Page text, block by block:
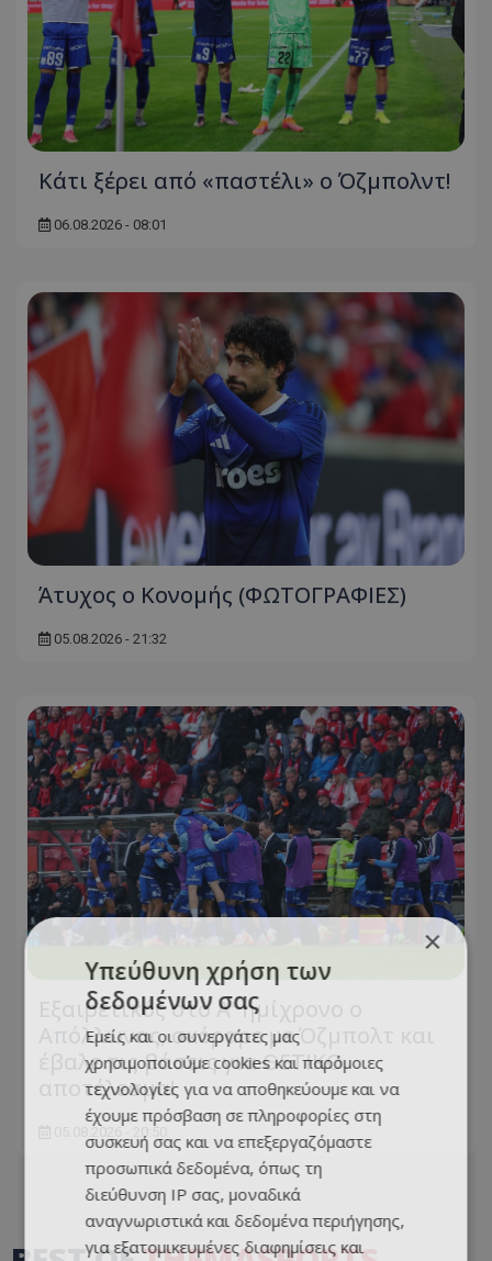
Κάτι ξέρει από «παστέλι» ο Όζμπολντ!
06.08.2026 - 08:01
Άτυχος ο Κονομής (ΦΩΤΟΓΡΑΦΙΕΣ)
05.08.2026 - 21:32
Εξαιρετικός στο Α' ημίχρονο ο
Απόλλωνας, σκόραρε με Όζμπολτ και
έβαλε τις βάσεις για ΘΕΤΙΚΟ
αποτέλεσμα!
05.08.2026 - 20:50
×
Υπεύθυνη χρήση των
δεδομένων σας
Εμείς και οι συνεργάτες μας
χρησιμοποιούμε cookies και παρόμοιες
τεχνολογίες για να αποθηκεύουμε και να
έχουμε πρόσβαση σε πληροφορίες στη
συσκευή σας και να επεξεργαζόμαστε
προσωπικά δεδομένα, όπως τη
διεύθυνση IP σας, μοναδικά
αναγνωριστικά και δεδομένα περιήγησης,
για εξατομικευμένες διαφημίσεις και